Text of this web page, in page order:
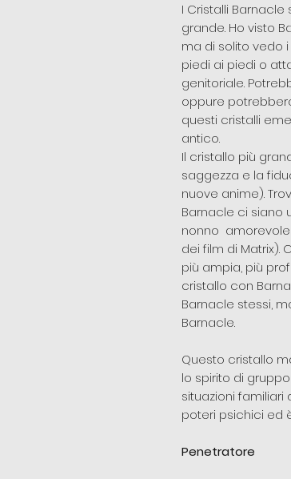
I Cristalli
grande. Ho visto
ma di solito vedo
piedi ai piedi o
genitoriale.
oppure
questi cristalli
antico.
Il cristallo più
saggezza e la
nuove anime).
Barnacle ci siano
nonno
dei film di Matrix).
più ampia, più
cristallo con
Barnacle stessi,
Barnacle.
Questo cristallo
lo spirito di
situazioni familiari
poteri psichici ed
Penetratore